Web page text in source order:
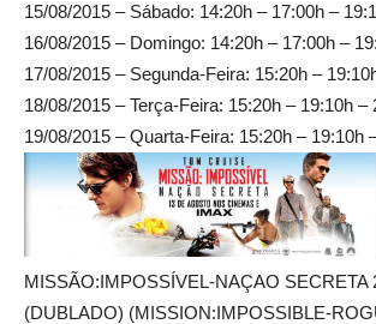
15/08/2015 – Sábado: 14:20h – 17:00h –
16/08/2015 – Domingo: 14:20h – 17:00h –
17/08/2015 – Segunda-Feira: 15:20h –
18/08/2015 – Terça-Feira: 15:20h – 19:10h –
19/08/2015 – Quarta-Feira: 15:20h – 19:10h
MISSÃO:IMPOSSÍVEL-NAÇAO SECRETA
(DUBLADO) (MISSION:IMPOSSIBLE-